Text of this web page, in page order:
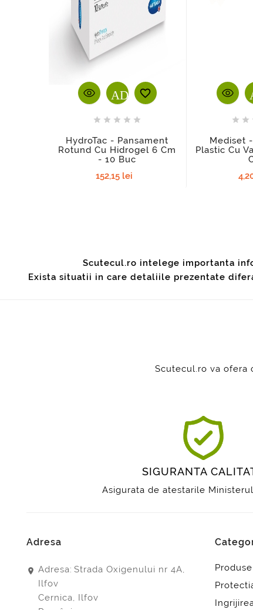

    
HydroTac - Pansament
Rotund Cu Hidrogel 6 Cm
- 10 Buc
152,15 lei
 
Mediset
Plastic Cu
Scutecul.ro intelege importanta
Exista situatii in care detaliile prezentate
Scutecul.ro va ofera
SIGURANTA
Asigurata de atestarile
Adresa
Adresa: Strada Oxigenului nr 4A,
Ilfov
Cernica, Ilfov